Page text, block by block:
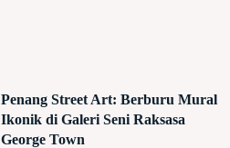
Penang Street Art: Berburu Mural
Ikonik di Galeri Seni Raksasa
George Town